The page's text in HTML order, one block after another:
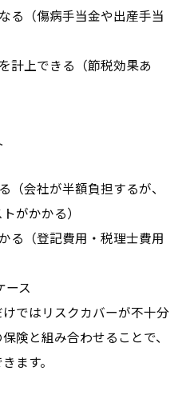
る（傷病手当金や出産手当
計上できる（節税効果あ
（会社が半額負担するが、
がかかる）
る（登記費用・税理士費用
ース
ではリスクカバーが不十分
険と組み合わせることで、
ます。